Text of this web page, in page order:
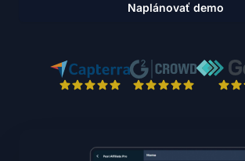
Naplánovať demo